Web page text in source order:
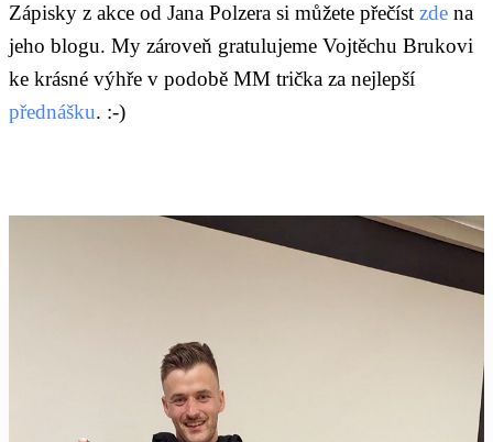
Zápisky z akce od Jana Polzera si můžete přečíst zde na
jeho blogu. My zároveň gratulujeme Vojtěchu Brukovi
ke krásné výhře v podobě MM trička za nejlepší
přednášku. :-)